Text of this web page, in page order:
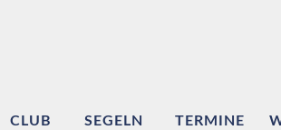
CLUB SEGELN TERMINE